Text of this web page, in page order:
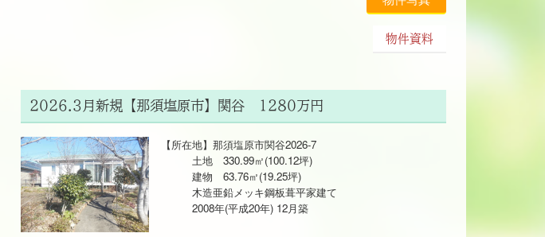
物件資料
2026.3月新規【那須塩原市】関谷 1280万円
【所在地】那須塩原市関谷2026-7
土地 330.99㎡(100.12坪)
建物 63.76㎡(19.25坪)
木造亜鉛メッキ鋼板葺平家建て
2008年(平成20年) 12月築